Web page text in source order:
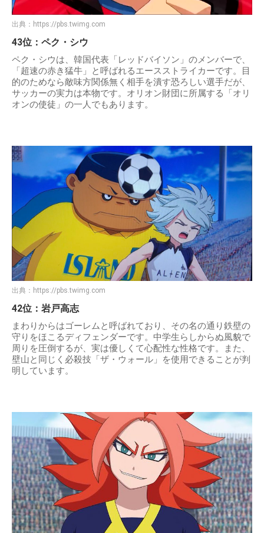
出典： https://pbs.twimg.com
43位：ペク・シウ
ペク・シウは、韓国代表「レッドバイソン」のメンバーで、
「超速の赤き猛牛」と呼ばれるエースストライカーです。目
的のためなら敵味方関係無く相手を潰す恐ろしい選手だが、
サッカーの実力は本物です。オリオン財団に所属する「オリ
オンの使徒」の一人でもあります。
出典： https://pbs.twimg.com
42位：岩戸高志
まわりからはゴーレムと呼ばれており、その名の通り鉄壁の
守りをほこるディフェンダーです。中学生らしからぬ風貌で
周りを圧倒するが、実は優しくて心配性な性格です。また、
壁山と同じく必殺技「ザ・ウォール」を使用できることが判
明しています。